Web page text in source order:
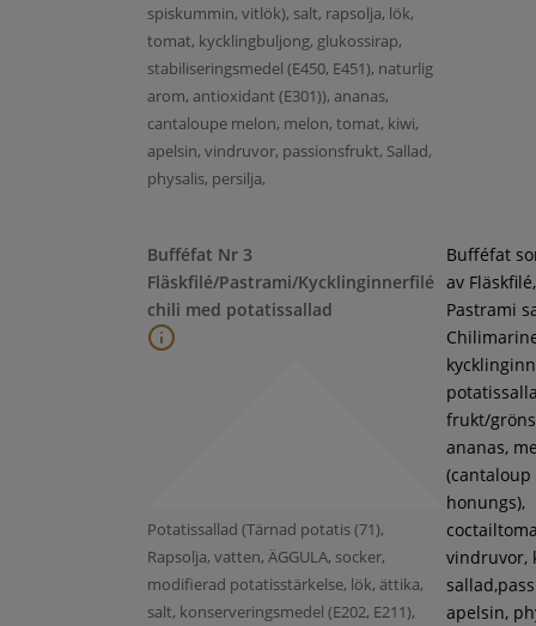
spiskummin, vitlök), salt, rapsolja, lök,
tomat, kycklingbuljong, glukossirap,
stabiliseringsmedel (E450, E451), naturlig
arom, antioxidant (E301)), ananas,
cantaloupe melon, melon, tomat, kiwi,
apelsin, vindruvor, passionsfrukt, Sallad,
physalis, persilja,
Bufféfat Nr 3
Fläskfilé/Pastrami/Kycklinginnerfilé
chili med potatissallad
Potatissallad (Tärnad potatis (71),
Rapsolja, vatten, ÄGGULA, socker,
modifierad potatisstärkelse, lök, ättika,
salt, konserveringsmedel (E202, E211),
Bufféfat
av Fläskfilé,
Pastrami
frukt/
ananas,
(cantaloup
honungs),
vindruvor,
apelsin,